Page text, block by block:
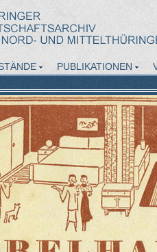
PUBLIKATIONEN